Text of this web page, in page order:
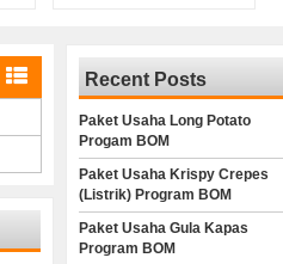
Recent Posts
Paket Usaha Long Potato
Progam BOM
Paket Usaha Krispy Crepes
(Listrik) Program BOM
Paket Usaha Gula Kapas
Program BOM